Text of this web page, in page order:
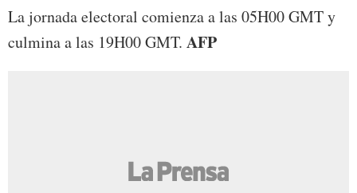
La jornada electoral comienza a las 05H00 GMT y
culmina a las 19H00 GMT. AFP